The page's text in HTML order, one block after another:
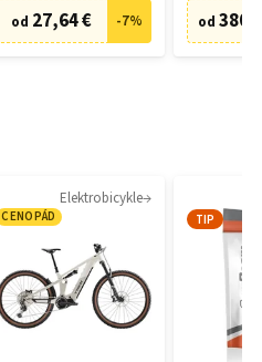
od 27,64 € -7% od
Elektrobicykle
CENOPÁD TIP